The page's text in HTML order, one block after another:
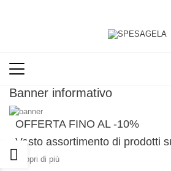
Banner informativo
OFFERTA FINO AL -10%
Vasto assortimento di prodotti
Scopri di più